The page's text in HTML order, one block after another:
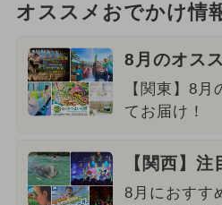
オススメおでかけ情
8月のオス
【関東】8
てお届け！
【関西】
8月におすす